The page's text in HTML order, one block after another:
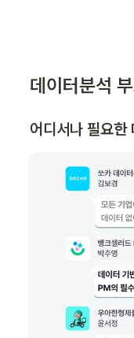
데이터분석
어디서나 필요한